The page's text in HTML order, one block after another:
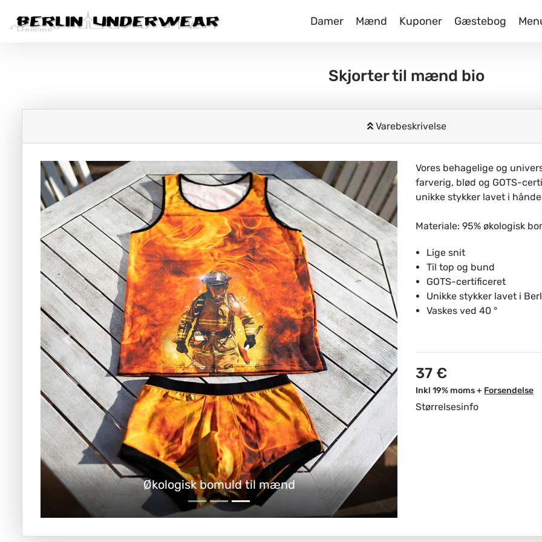
Damer Mænd Kuponer Gæstebog
Skjorter til mænd bio
Varebeskrivelse
Økologisk bomuld til mænd
Vores behagelige og
farverig, blød og GOTS-
unikke stykker lavet i
Materiale: 95% økologisk
Lige snit
Til top og bund
GOTS-certificeret
Unikke stykker lavet i
Vaskes ved 40 °
37 €
Inkl 19% moms + Forsendelse
Størrelsesinfo